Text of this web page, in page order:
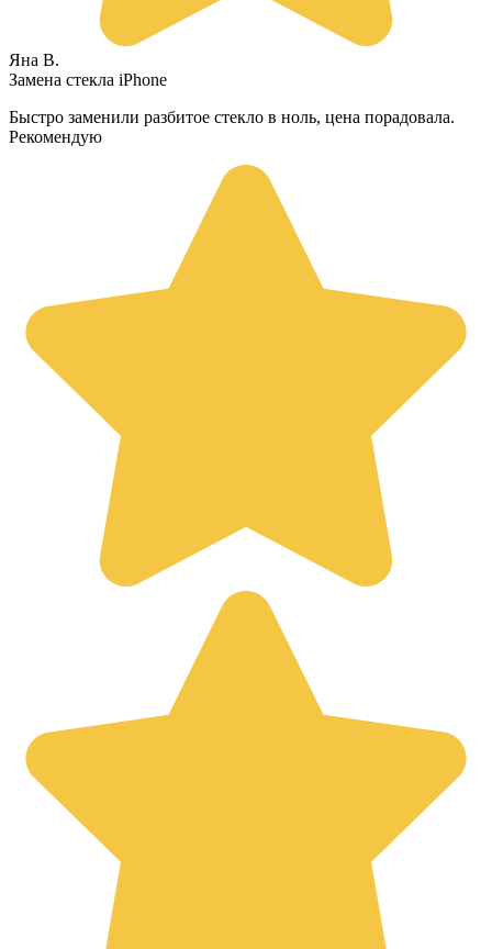
Яна В.
Замена стекла iPhone
Быстро заменили разбитое стекло в ноль, цена порадовала.
Рекомендую